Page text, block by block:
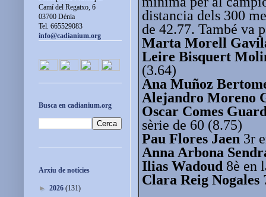
distancia dels 300
de 42.77. També va
Marta Morell
Leire Bisquert
(3.64)
Ana Muñoz
Alejandro Moreno
Oscar Comes
sèrie de 60 (8.75)
Pau Flores Jaen 3r
Anna Arbona
Ilias Wadoud 8è en
Clara Reig Nogales
Camí del Regatxo, 6
03700 Dénia
Tel. 665529083
info@cadianium.org
Busca en cadianium.org
Arxiu de notícies
► 2026 (131)